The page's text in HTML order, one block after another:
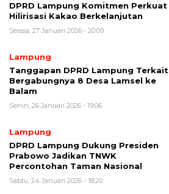
DPRD Lampung Komitmen Perkuat
Hilirisasi Kakao Berkelanjutan
Selasa, 27 Januari 2026 - 20:09
Lampung
Tanggapan DPRD Lampung Terkait
Bergabungnya 8 Desa Lamsel ke
Balam
Senin, 26 Januari 2026 - 19:06
Lampung
DPRD Lampung Dukung Presiden
Prabowo Jadikan TNWK
Percontohan Taman Nasional
Sabtu, 24 Januari 2026 - 18:20